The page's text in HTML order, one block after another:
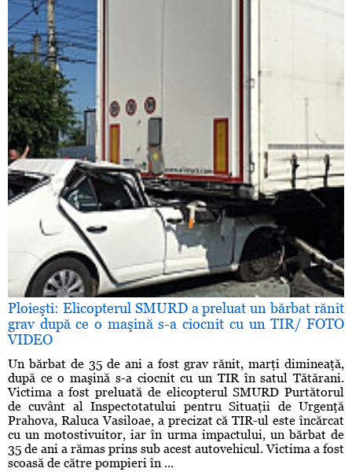
Ploieşti: Elicopterul SMURD a preluat un bărbat rănit
grav după ce o maşină s-a ciocnit cu un TIR/ FOTO
VIDEO
Un bărbat de 35 de ani a fost grav rănit, marţi dimineaţă,
după ce o maşină s-a ciocnit cu un TIR în satul Tătărani.
Victima a fost preluată de elicopterul SMURD Purtătorul
de cuvânt al Inspectotatului pentru Situaţii de Urgenţă
Prahova, Raluca Vasiloae, a precizat că TIR-ul este încărcat
cu un motostivuitor, iar în urma impactului, un bărbat de
35 de ani a rămas prins sub acest autovehicul. Victima a fost
scoasă de către pompieri în ...